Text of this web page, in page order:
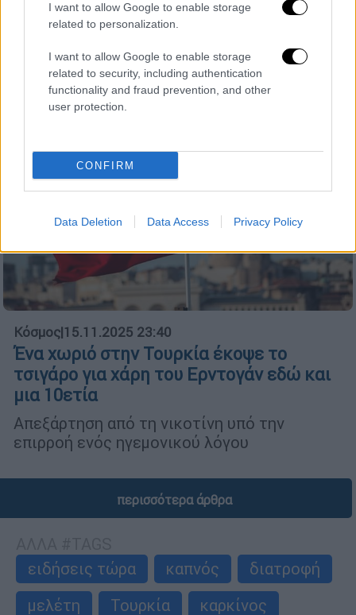
I want to allow Google to enable storage
related to personalization.
I want to allow Google to enable storage
related to security, including authentication
functionality and fraud prevention, and other
user protection.
CONFIRM
Data Deletion Data Access Privacy Policy
Πώς να απαλλαγούμε εύκολα από τους
Κόσμος|15.11.2025 23:40
Ένα χωριό στην Τουρκία έκοψε το
τσιγάρο για χάρη του Ερντογάν εδώ και
μια 10ετία
Απεξάρτηση από τη νικοτίνη υπό την
επιρροή ενός ηγεμονικού λόγου
περισσότερα άρθρα
ειδήσεις τώρα
καπνός
διατροφή
μελέτη
Τουρκία καρκίνος